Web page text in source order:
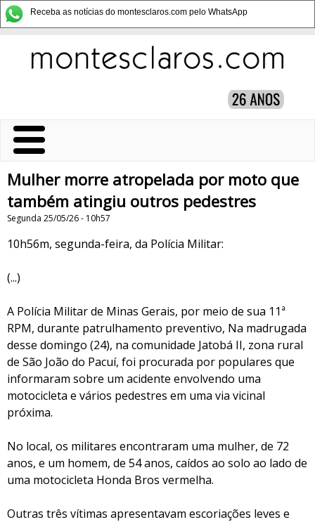
Receba as notícias do montesclaros.com pelo WhatsApp
Mulher morre atropelada por moto que
também atingiu outros pedestres
Segunda 25/05/26 - 10h57
10h56m, segunda-feira, da Polícia Militar:
(...)
A Polícia Militar de Minas Gerais, por meio de sua 11ª
RPM, durante patrulhamento preventivo, Na madrugada
desse domingo (24), na comunidade Jatobá II, zona rural
de São João do Pacuí, foi procurada por populares que
informaram sobre um acidente envolvendo uma
motocicleta e vários pedestres em uma via vicinal
próxima.
No local, os militares encontraram uma mulher, de 72
anos, e um homem, de 54 anos, caídos ao solo ao lado de
uma motocicleta Honda Bros vermelha.
Outras três vítimas apresentavam escoriações leves e